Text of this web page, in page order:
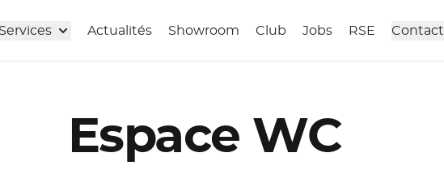
Services Actualités Showroom Club Jobs RSE Contact
Espace WC